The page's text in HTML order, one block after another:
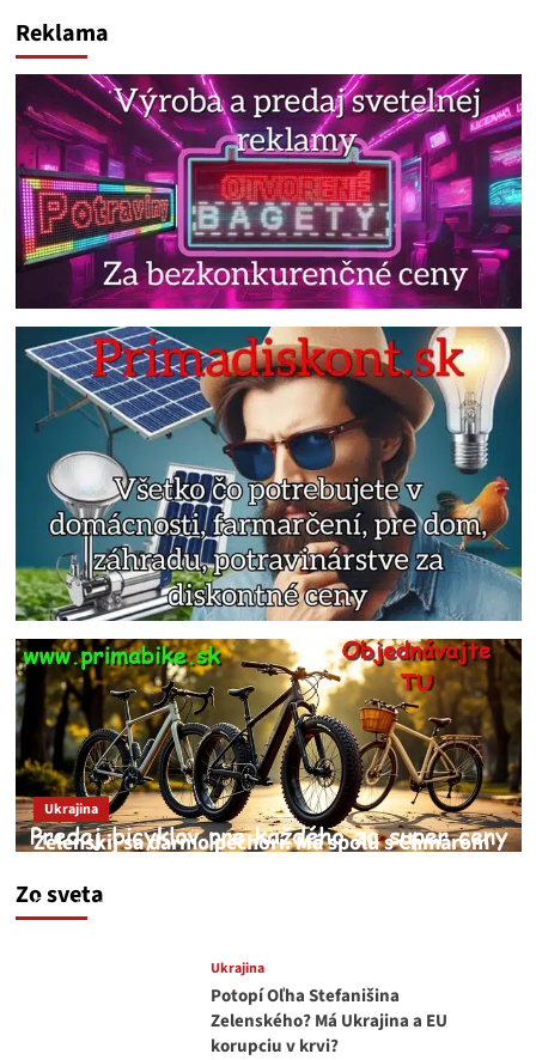
Reklama
Zo sveta
Ukrajina
Zelenskij sa darmo pechorí. Má spolu s Chmarom
medvedar
Ukrajina
Potopí Oľha Stefanišina
Zelenského? Má Ukrajina a EU
korupciu v krvi?